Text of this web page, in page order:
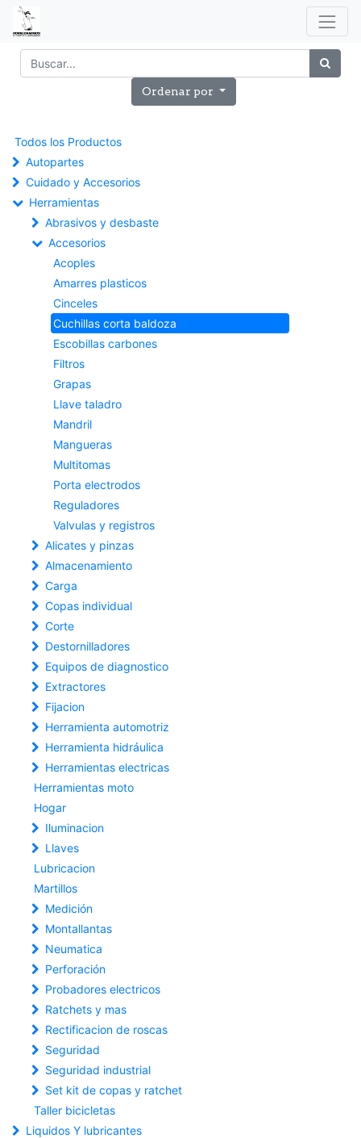
Ordenar por
Todos los Productos
Autopartes
Cuidado y Accesorios
Herramientas
Abrasivos y desbaste
Accesorios
Acoples
Amarres plasticos
Cinceles
Cuchillas corta baldoza
Escobillas carbones
Filtros
Grapas
Llave taladro
Mandril
Mangueras
Multitomas
Porta electrodos
Reguladores
Valvulas y registros
Alicates y pinzas
Almacenamiento
Carga
Copas individual
Corte
Destornilladores
Equipos de diagnostico
Extractores
Fijacion
Herramienta automotriz
Herramienta hidráulica
Herramientas electricas
Herramientas moto
Hogar
Iluminacion
Llaves
Lubricacion
Martillos
Medición
Montallantas
Neumatica
Perforación
Probadores electricos
Ratchets y mas
Rectificacion de roscas
Seguridad
Seguridad industrial
Set kit de copas y ratchet
Taller bicicletas
Liquidos Y lubricantes